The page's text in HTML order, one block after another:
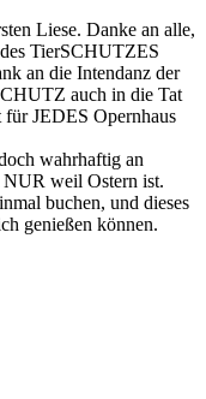
Liese. Danke an alle,
TierSCHUTZES
an die Intendanz der
auch in die Tat
JEDES Opernhaus
wahrhaftig an
weil Ostern ist.
buchen, und dieses
genießen können.